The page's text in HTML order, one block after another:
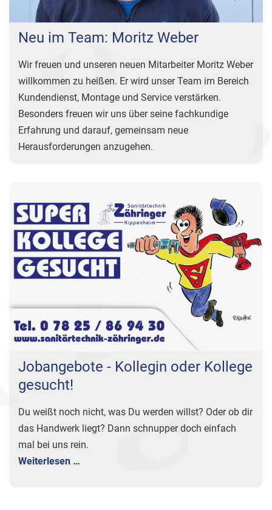
Neu im Team: Moritz Weber
Wir freuen und unseren neuen Mitarbeiter Moritz Weber
willkommen zu heißen. Er wird unser Team im Bereich
Kundendienst, Montage und Service verstärken.
Besonders freuen wir uns über seine fachkundige
Erfahrung und darauf, gemeinsam neue
Herausforderungen anzugehen.
Jobangebote - Kollegin oder Kollege
gesucht!
Du weißt noch nicht, was Du werden willst? Oder ob dir
das Handwerk liegt? Dann schnupper doch einfach
mal bei uns rein.
Weiterlesen …